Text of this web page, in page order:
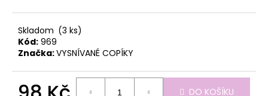
Skladom (3 ks)
Kód: 969
Značka:VYSNÍVANÉ COPÍKY
DO KOŠÍKU
D
p
o